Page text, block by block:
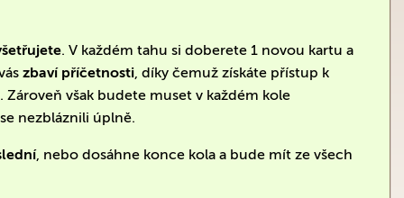
. V každém tahu si doberete 1 novou kartu a
zbaví příčetnosti, díky čemuž získáte přístup k
však budete muset v každém kole
nezbláznili úplně.
, nebo dosáhne konce kola a bude mít ze všech